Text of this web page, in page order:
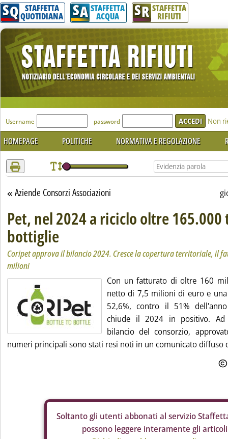
Attenzione! Esegui l'accesso per lèggere interamente la notizia.
SQ STAFFETTA
QUOTIDIANA SA STAFFETTA
ACQUA SR STAFFETTA
RIFIUTI
'Modulo Login per accedere'
Username password Non
HOMEPAGE POLITICHE NORMATIVA E REGOLAZIONE
Torna alla sezione
Aziende Consorzi Associazioni
Pet, nel 2024 a riciclo oltre
bottiglie
Coripet approva il bilancio 2024. Cresce la copertura territoriale, il
milioni
Con un fatturato di oltre 160
netto di 7,5 milioni di euro e
52,6%, contro il 51%
chiude il 2024 in positivo.
bilancio del consorzio,
numeri principali sono stati resi noti in un comunicato diffuso
Soltanto gli utenti abbonati al servizio
possono leggere interamente gli